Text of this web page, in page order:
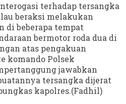
terhadap tersangka
beraksi melakukan
di beberapa tempat
bermotor roda dua di
atas pengakuan
komando Polsek
jawabkan
tersangka dijerat
kapolres.(Fadhil)